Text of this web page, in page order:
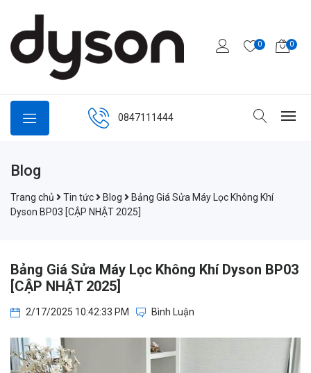
0 0
0847111444
Blog
Trang chủ Tin tức Blog
Bảng Giá Sửa Máy Lọc Không Khí
Dyson BP03 [CẬP NHẬT 2025]
Bảng Giá Sửa Máy Lọc Không Khí Dyson BP03
[CẬP NHẬT 2025]
2/17/2025 10:42:33 PM Bình Luận